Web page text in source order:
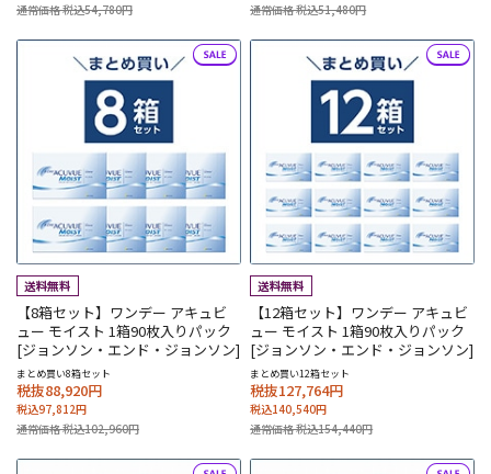
通常価格 税込54,780円
通常価格 税込51,480円
【8箱セット】ワンデー アキュビ
ュー モイスト 1箱90枚入りパック
[ジョンソン・エンド・ジョンソン]
まとめ買い8箱セット
税抜88,920円
税込97,812円
通常価格 税込102,960円
【12箱セット】ワンデー アキュビ
ュー モイスト 1箱90枚入りパック
[ジョンソン・エンド・ジョンソン]
まとめ買い12箱セット
税抜127,764円
税込140,540円
通常価格 税込154,440円